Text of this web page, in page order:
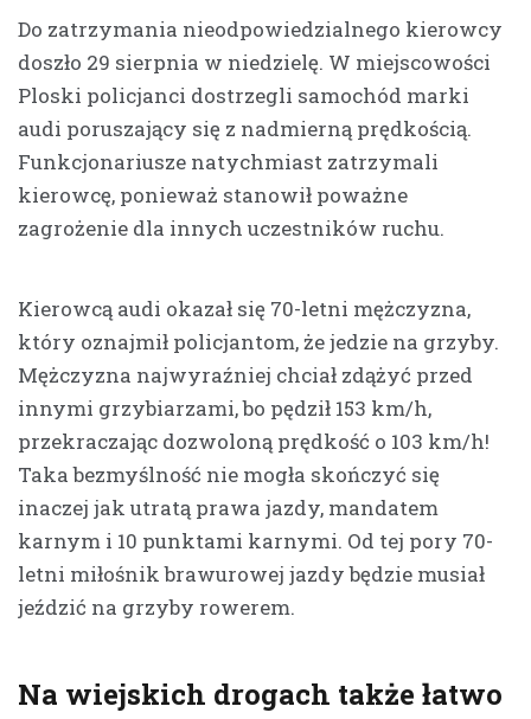
Do zatrzymania nieodpowiedzialnego kierowcy
doszło 29 sierpnia w niedzielę. W miejscowości
Ploski policjanci dostrzegli samochód marki
audi poruszający się z nadmierną prędkością.
Funkcjonariusze natychmiast zatrzymali
kierowcę, ponieważ stanowił poważne
zagrożenie dla innych uczestników ruchu.
Kierowcą audi okazał się 70-letni mężczyzna,
który oznajmił policjantom, że jedzie na grzyby.
Mężczyzna najwyraźniej chciał zdążyć przed
innymi grzybiarzami, bo pędził 153 km/h,
przekraczając dozwoloną prędkość o 103 km/h!
Taka bezmyślność nie mogła skończyć się
inaczej jak utratą prawa jazdy, mandatem
karnym i 10 punktami karnymi. Od tej pory 70-
letni miłośnik brawurowej jazdy będzie musiał
jeździć na grzyby rowerem.
Na wiejskich drogach także łatwo